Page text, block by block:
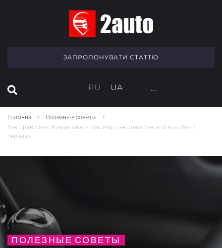
ЗАПРОПОНУВАТИ СТАТТЮ
···
RU UA
Головна
Полезные советы
Как правильно буксировать машину с автоматической коробкой
передач
ПОЛЕЗНЫЕ СОВЕТЫ
SEARCH THIS WEBSITE